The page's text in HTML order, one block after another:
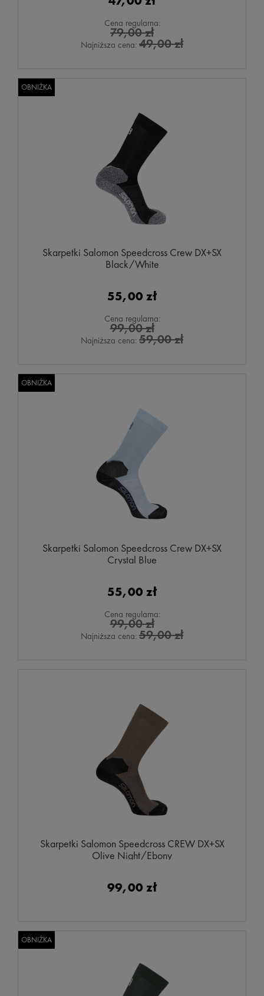
Cena regularna:
79,00 zł
Najniższa cena: 49,00 zł
Skarpetki Salomon Speedcross Crew DX+SX
Black/White
55,00 zł
Cena regularna:
99,00 zł
Najniższa cena: 59,00 zł
OBNIŻKA
Skarpetki Salomon Speedcross Crew DX+SX
Crystal Blue
55,00 zł
Cena regularna:
99,00 zł
Najniższa cena: 59,00 zł
OBNIŻKA
Skarpetki Salomon Speedcross CREW DX+SX
Olive Night/Ebony
99,00 zł
OBNIŻKA